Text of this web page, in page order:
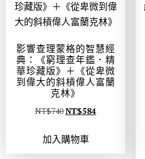
影響查理蒙格的智慧經
典：《窮理查年鑑．精
華珍藏版》＋《從卑微
到偉大的斜槓偉人富蘭
克林》
NT$740 NT$584
加入購物車